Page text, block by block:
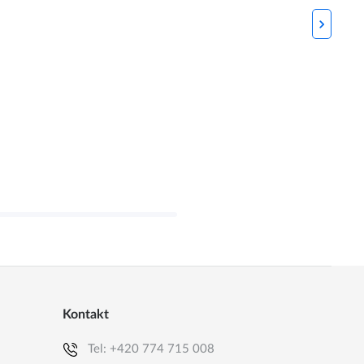
Kontakt
Tel: +420 774 715 008